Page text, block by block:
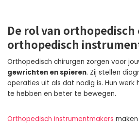
De rol van
orthopedisch
Orthopedisch chirurgen zorgen voor
gewrichten en spieren. Zij stellen
operaties uit als dat nodig is. Hun werk
te hebben en beter te bewegen.
Orthopedisch instrumentmakers maken